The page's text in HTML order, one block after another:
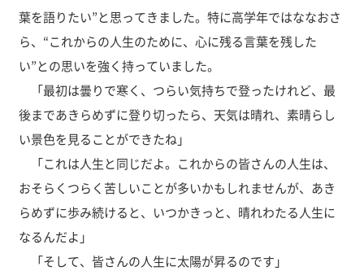
葉を語りたい”と思ってきました。特に高学年ではななおさ
ら、“これからの人生のために、心に残る言葉を残した
い”との思いを強く持っていました。
「最初は曇りで寒く、つらい気持ちで登ったけれど、最
後まであきらめずに登り切ったら、天気は晴れ、素晴らし
い景色を見ることができたね」
「これは人生と同じだよ。これからの皆さんの人生は、
おそらくつらく苦しいことが多いかもしれませんが、あき
らめずに歩み続けると、いつかきっと、晴れわたる人生に
なるんだよ」
「そして、皆さんの人生に太陽が昇るのです」